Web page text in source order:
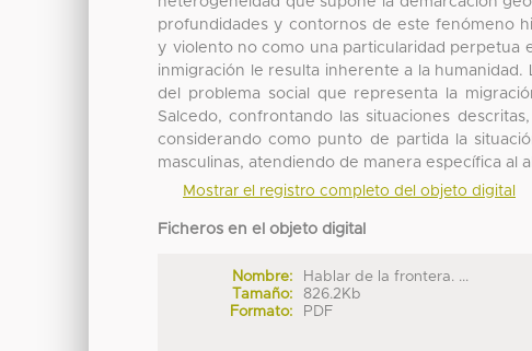
profundidades y contornos de este fenómeno
y violento no como una particularidad perpetua
inmigración le resulta inherente a la
del problema social que representa la
Salcedo, confrontando las situaciones
considerando como punto de partida la
masculinas, atendiendo de manera específica
Mostrar el registro completo del objeto digital
Ficheros en el objeto digital
Nombre:
Hablar de la frontera. ...
Tamaño:
826.2Kb
Formato:
PDF